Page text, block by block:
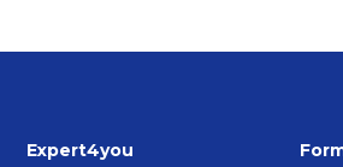
Expert4you